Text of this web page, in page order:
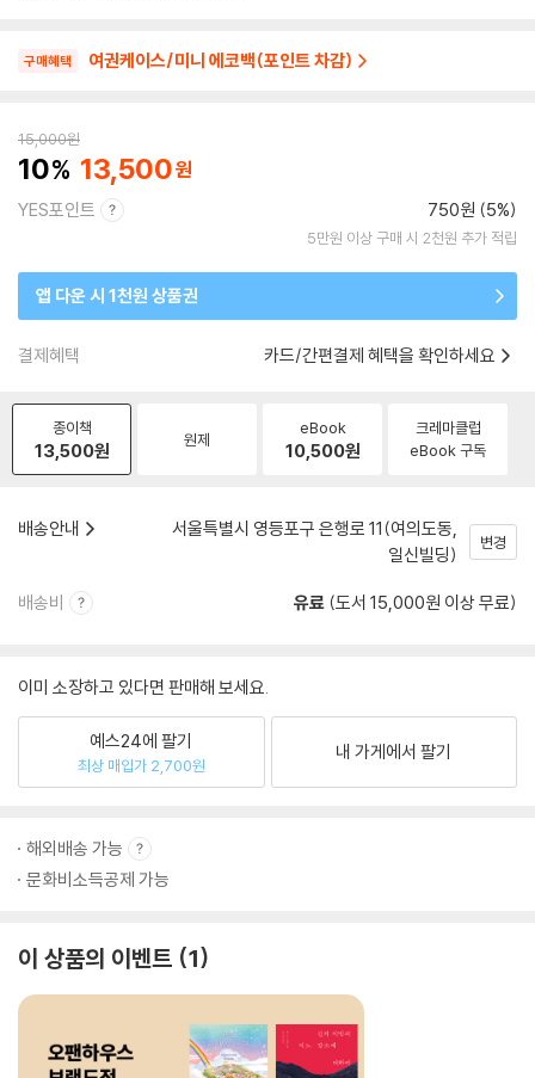
구매혜택 여권케이스/미니 에코백(포인트 차감)
15,000원
10 13,500
YES포인트 750원 (5%)
5만원 이상 구매 시 2천원 추가 적립
앱 다운 시 1천원 상품권
결제혜택 카드/간편결제 혜택을 확인하세요
종이책
13,500원 원제
eBook
10,500원
크레마클럽
eBook 구독
배송안내
서울특별시 영등포구 은행로 11(여의도동,
일신빌딩)
변경
배송비 유료 (도서 15,000원 이상 무료)
이미 소장하고 있다면 판매해 보세요.
예스24에 팔기
최상 매입가 2,700원
내 가게에서 팔기
해외배송 가능
문화비소득공제 가능
이 상품의 이벤트 1